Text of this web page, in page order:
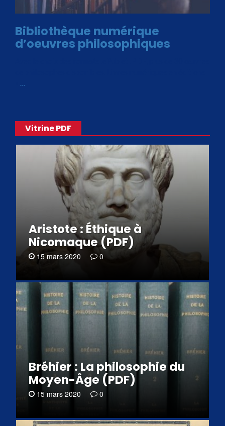
Bibliothèque numérique
d’oeuvres philosophiques
…
Vitrine PDF
Aristote : Éthique à
Nicomaque (PDF)
15 mars 2020 0
Bréhier : La philosophie du
Moyen-Âge (PDF)
15 mars 2020 0